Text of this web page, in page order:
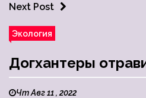
Next Post
Экология
Догхантеры
Чт Авг 11 , 2022